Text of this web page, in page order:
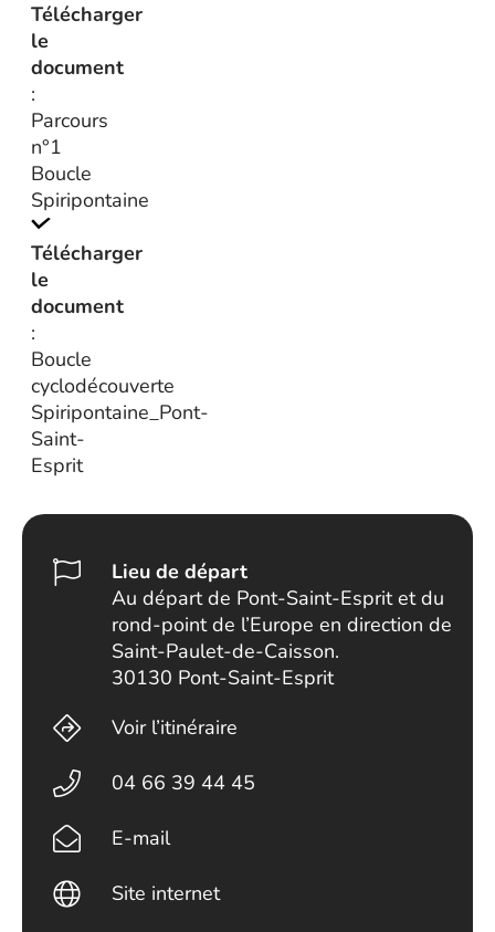
Télécharger
le
document
:
Parcours
n°1
Boucle
Spiripontaine
Télécharger
le
document
:
Boucle
cyclodécouverte
Spiripontaine_Pont-
Saint-
Esprit
Lieu de départ
Au départ de Pont-Saint-Esprit et du
rond-point de l’Europe en direction de
Saint-Paulet-de-Caisson.
30130 Pont-Saint-Esprit
Voir l’itinéraire
04 66 39 44 45
E-mail
Site internet